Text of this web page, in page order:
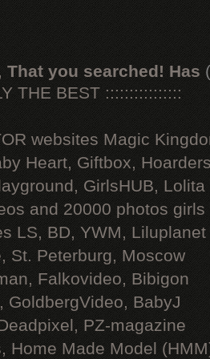
, That you searched! Has
THE BEST ::::::::::::::::
websites Magic
Heart, Giftbox,
GirlsHUB, Lolita
and 20000 photos
LS, BD, YWM, Liluplanet
St. Peterburg, Moscow
Falkovideo, Bibigon
GoldbergVideo, BabyJ
PZ-magazine
Home Made Model